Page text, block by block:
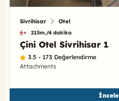
Sivrihisar Otel
215m./4 dakika
Çini Otel Sivrihisar 1
3.5 - 173 Değerlendirme
Attachments
İncele